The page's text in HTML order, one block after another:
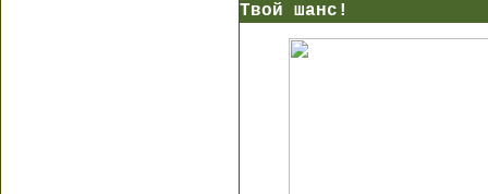
Твой шанс!